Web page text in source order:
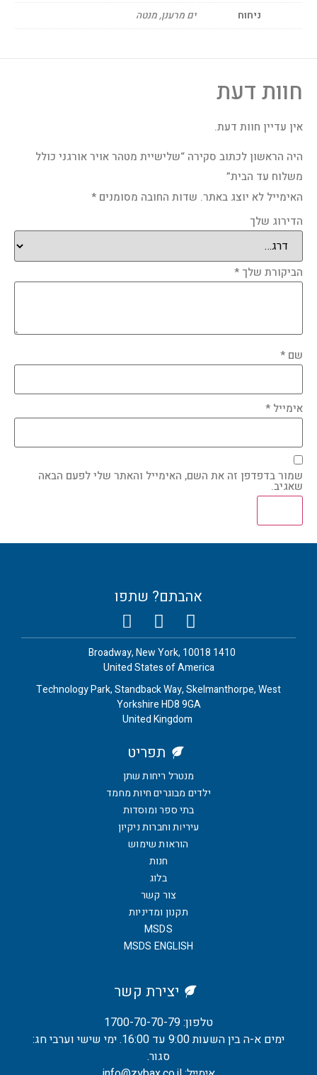
ניחוח ים מרענן, מנטה
חוות דעת
אין עדיין חוות דעת.
היה הראשון לכתוב סקירה “שלישיית מטהר אויר אורגני כולל
משלוח עד הבית”
האימייל לא יוצג באתר. שדות החובה מסומנים *
הדירוג שלך
הביקורת שלך *
שם *
אימייל *
שמור בדפדפן זה את השם, האימייל והאתר שלי לפעם הבאה
שאגיב.
אהבתם? שתפו
1410 Broadway, New York, 10018
United States of America
Technology Park, Standback Way, Skelmanthorpe, West
Yorkshire HD8 9GA
תפריט
מנטרל ריחות שתן
ילדים מבוגרים חיות מחמד
בתי ספר ומוסדות
עיריות וחברות ניקיון
הוראות שימוש
חנות
בלוג
צור קשר
תקנון ומדיניות
MSDS
MSDS ENGLISH
יצירת קשר
טלפון: 1700-70-70-79
ימים א-ה בין השעות 9:00 עד 16:00. ימי שישי וערבי חג:
סגור.